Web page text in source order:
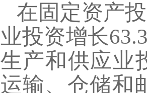
在固定资产
业投资增长
生产和供应业
运输、仓储和